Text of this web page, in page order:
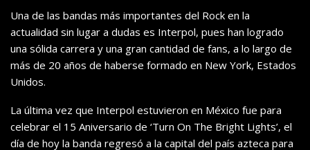
Una de las bandas más importantes del Rock en la
actualidad sin lugar a dudas es Interpol, pues han logrado
una sólida carrera y una gran cantidad de fans, a lo largo de
más de 20 años de haberse formado en New York, Estados
Unidos.
La última vez que Interpol estuvieron en México fue para
celebrar el 15 Aniversario de ‘Turn On The Bright Lights’, el
día de hoy la banda regresó a la capital del país azteca para